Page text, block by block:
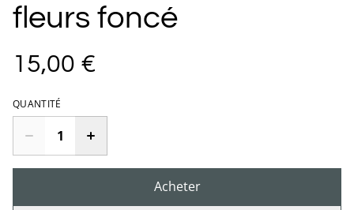
fleurs foncé
15,00 €
QUANTITÉ
Acheter